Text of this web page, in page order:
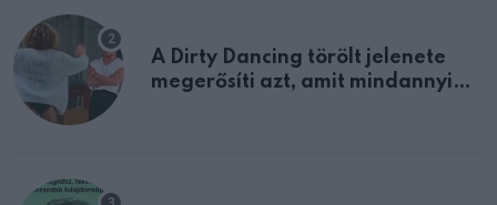
A Dirty Dancing törölt jelenete
megerősíti azt, amit mindannyian